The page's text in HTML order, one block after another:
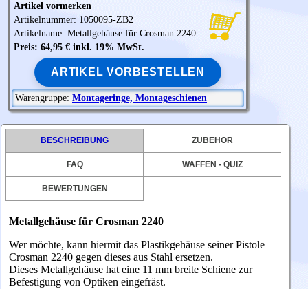
Artikel vormerken
Artikelnummer: 1050095-ZB2
Artikelname: Metallgehäuse für Crosman 2240
Preis: 64,95 € inkl. 19% MwSt.
ARTIKEL VORBESTELLEN
Warengruppe: Montageringe, Montageschienen
BESCHREIBUNG ZUBEHÖR
FAQ WAFFEN - QUIZ
BEWERTUNGEN
Metallgehäuse für Crosman 2240
Wer möchte, kann hiermit das Plastikgehäuse seiner Pistole
Crosman 2240 gegen dieses aus Stahl ersetzen.
Dieses Metallgehäuse hat eine 11 mm breite Schiene zur
Befestigung von Optiken eingefräst.